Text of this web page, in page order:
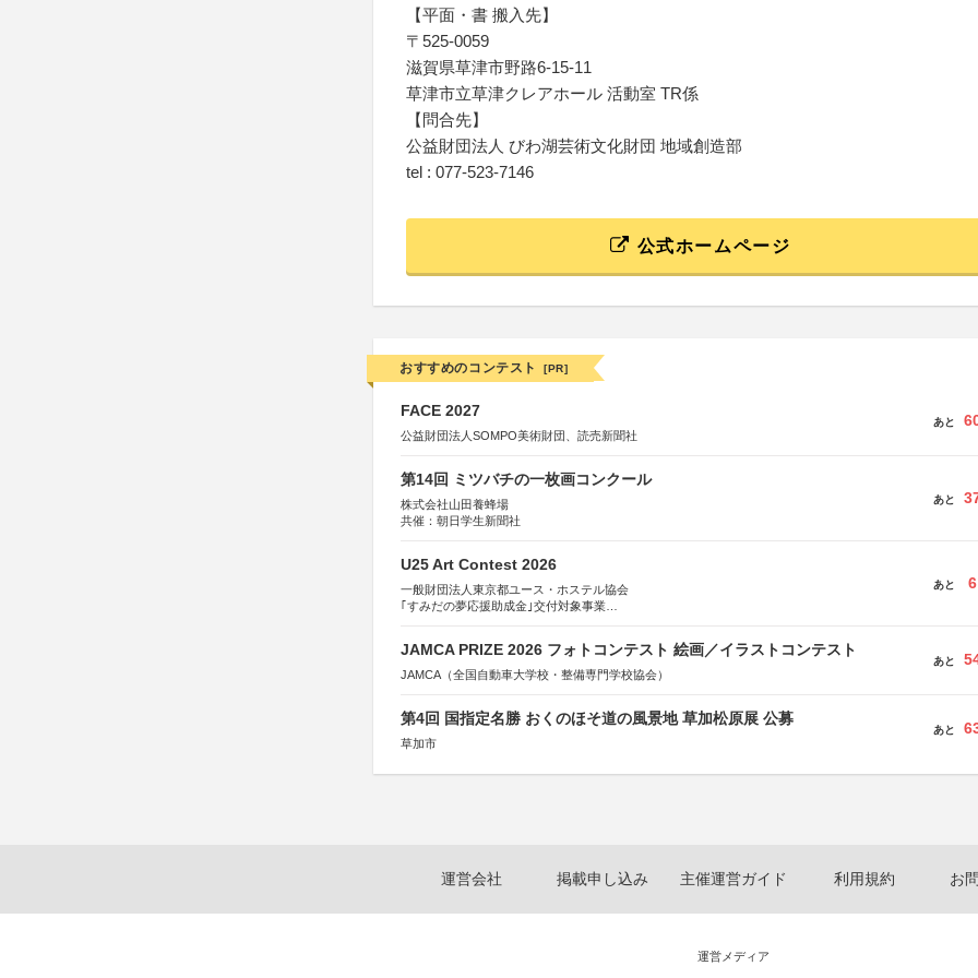
【平面・書 搬入先】
〒525-0059
滋賀県草津市野路6-15-11
草津市立草津クレアホール 活動室 TR係
【問合先】
公益財団法人 びわ湖芸術文化財団 地域創造部
tel : 077-523-7146
公式ホームページ
おすすめのコンテスト [PR]
FACE 2027
公益財団法人SOMPO美術財団、読売新聞社
あと
第14回 ミツバチの一枚画コンクール
株式会社山田養蜂場
共催：朝日学生新聞社
あと
U25 Art Contest 2026
一般財団法人東京都ユース・ホステル協会
｢すみだの夢応援助成金｣交付対象事業
あと 6
JAMCA PRIZE 2026 フォトコンテスト 絵画／イラストコンテスト
JAMCA（全国自動車大学校・整備専門学校協会）
あと
第4回 国指定名勝 おくのほそ道の風景地 草加松原展 公募
草加市
あと
運営会社 掲載申し込み 主催運営ガイド 利用規約 お
運営メディア